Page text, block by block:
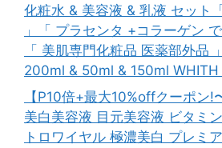
化粧水 & 美容液 & 乳液 セット
」「 プラセンタ +コラーゲン
「 美肌専門化粧品 医薬部外品
200ml & 50ml & 150ml WHITH
【P10倍+最大10%offクーポン!
美白美容液 目元美容液 ビタミ
トロワイヤル 極濃美白 プレミ